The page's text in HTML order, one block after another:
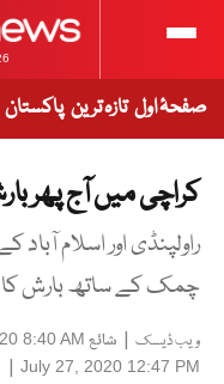
صفحۂ اول تازہ ترین پاکستان
کراچی میں آج پھر
راولپنڈی اور اسلام
چمک کے ساتھ بارش کا
ویب ڈیسک | شائع 8:40 AM
July 27, 2020 12:47 PM
|